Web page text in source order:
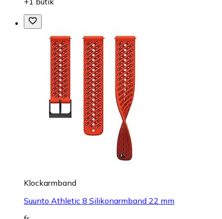
Klockarmband
Suunto Athletic 8 Silikonarmband 22 mm